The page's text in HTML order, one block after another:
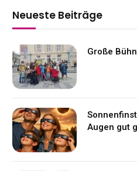
Neueste Beiträge
Große
Augen gut